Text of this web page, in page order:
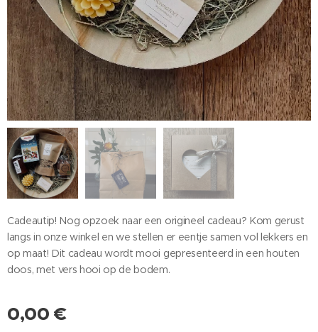
Cadeautip! Nog opzoek naar een origineel cadeau? Kom gerust
langs in onze winkel en we stellen er eentje samen vol lekkers en
op maat! Dit cadeau wordt mooi gepresenteerd in een houten
doos, met vers hooi op de bodem.
0,00 €